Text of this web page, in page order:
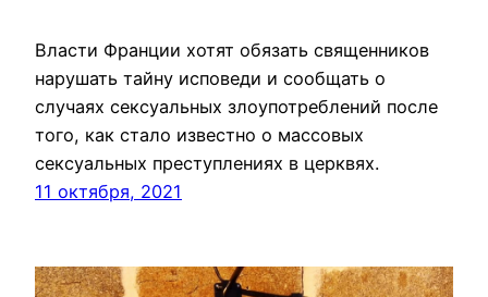
Власти Франции хотят обязать священников
нарушать тайну исповеди и сообщать о
случаях сексуальных злоупотреблений после
того, как стало известно о массовых
сексуальных преступлениях в церквях.
11 октября, 2021